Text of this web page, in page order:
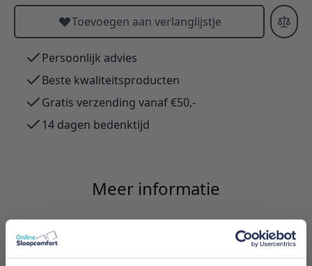
Toevoegen aan verlanglijstje
Persoonlijk advies
Beste kwaliteitsproducten
Gratis verzending vanaf €50,-
14 dagen bedenktijd
Meer informatie
Merk
Innovation Living